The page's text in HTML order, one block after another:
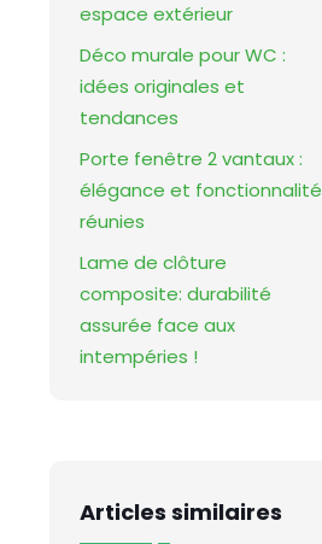
espace extérieur
Déco murale pour WC :
idées originales et
tendances
Porte fenêtre 2 vantaux :
élégance et fonctionnalité
réunies
Lame de clôture
composite: durabilité
assurée face aux
intempéries !
Articles similaires